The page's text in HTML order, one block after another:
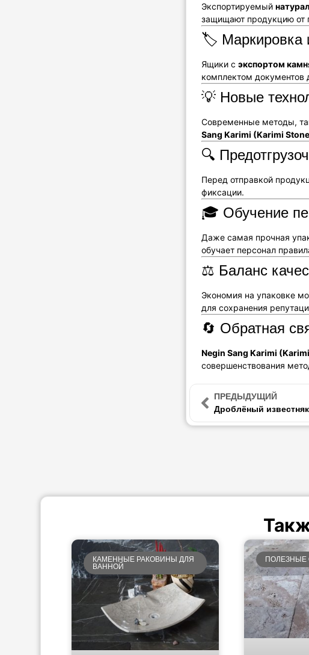
Экспортируемый
защищают продукцию от
🏷️ Маркировка
Ящики сэкспортом
комплектом документов
💡 Новые
Современные методы,
Sang Karimi (Karimi
🔍
Перед отправкой
фиксации.
🎓 Обучение
Даже самая прочная
обучает персонал
⚖️ Баланс
Экономия на упаковке
для сохранения
🔄 Обратная
Negin Sang Karimi
совершенствования
ПРЕДЫДУЩИЙ
КАМЕННЫЕ РАКОВИНЫ ДЛЯ
ВАННОЙ
ПОЛЕЗНЫЕ